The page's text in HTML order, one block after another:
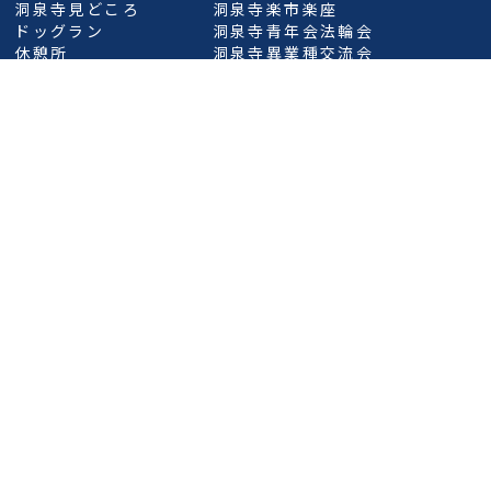
洞泉寺見どころ
ドッグラン
休憩所
洞泉寺楽市楽座
洞泉寺青年会法輪会
洞泉寺異業種交流会